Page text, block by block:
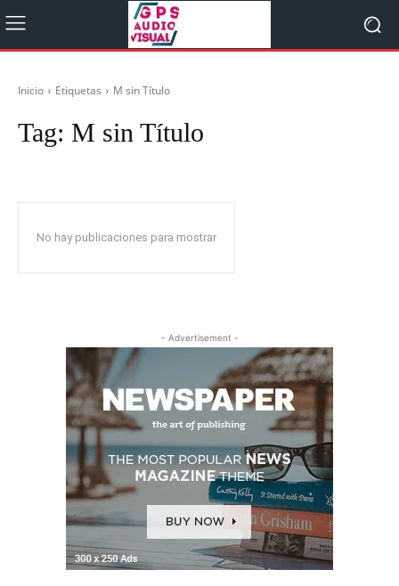
Inicio Etiquetas M sin Título
Tag: M sin Título
No hay publicaciones para mostrar
- Advertisement -